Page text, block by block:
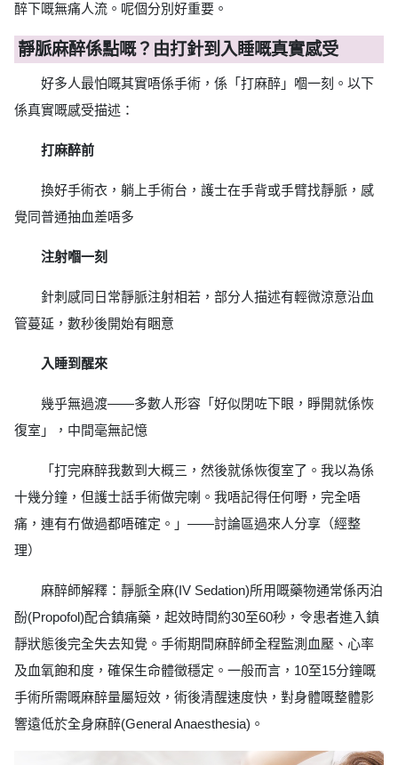
醉下嘅無痛人流。呢個分別好重要。
靜脈麻醉係點嘅？由打針到入睡嘅真實感受
好多人最怕嘅其實唔係手術，係「打麻醉」嗰一刻。以下
係真實嘅感受描述：
打麻醉前
換好手術衣，躺上手術台，護士在手背或手臂找靜脈，感
覺同普通抽血差唔多
注射嗰一刻
針刺感同日常靜脈注射相若，部分人描述有輕微涼意沿血
管蔓延，數秒後開始有睏意
入睡到醒來
幾乎無過渡——多數人形容「好似閉咗下眼，睜開就係恢
復室」，中間毫無記憶
「打完麻醉我數到大概三，然後就係恢復室了。我以為係
十幾分鐘，但護士話手術做完喇。我唔記得任何嘢，完全唔
痛，連有冇做過都唔確定。」——討論區過來人分享（經整
理）
麻醉師解釋：靜脈全麻(IV Sedation)所用嘅藥物通常係丙泊
酚(Propofol)配合鎮痛藥，起效時間約30至60秒，令患者進入鎮
靜狀態後完全失去知覺。手術期間麻醉師全程監測血壓、心率
及血氧飽和度，確保生命體徵穩定。一般而言，10至15分鐘嘅
手術所需嘅麻醉量屬短效，術後清醒速度快，對身體嘅整體影
響遠低於全身麻醉(General Anaesthesia)。